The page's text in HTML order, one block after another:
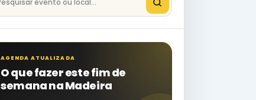
AGENDA ATUALIZADA
O que fazer este fim de
semana na Madeira